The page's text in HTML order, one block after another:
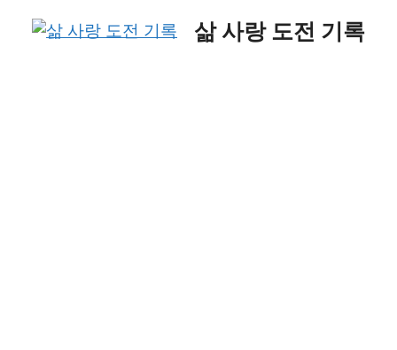
삶 사랑 도전 기록